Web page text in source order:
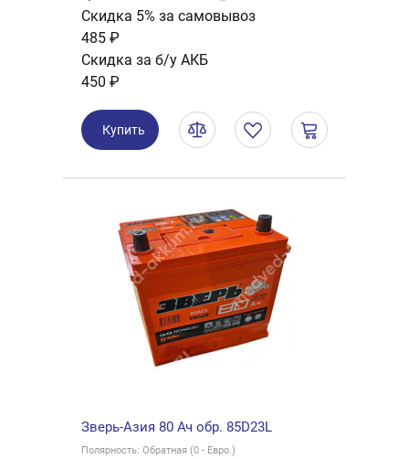
Скидка 5% за самовывоз
485 ₽
Скидка за б/у АКБ
450 ₽
Купить
Зверь-Азия 80 Ач обр. 85D23L
Полярность: Обратная (0 - Евро.)